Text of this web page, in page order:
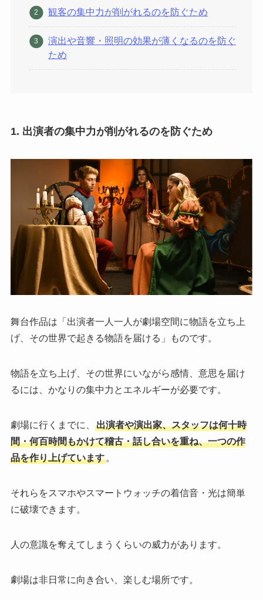
観客の集中力が削がれるのを防ぐため
演出や音響・照明の効果が薄くなるのを防ぐ
ため
1. 出演者の集中力が削がれるのを防ぐため
舞台作品は「出演者一人一人が劇場空間に物語を立ち上
げ、その世界で起きる物語を届ける」ものです。
物語を立ち上げ、その世界にいながら感情、意思を届け
るには、かなりの集中力とエネルギーが必要です。
劇場に行くまでに、
出演者や演出家、スタッフは何十時
間・何百時間もかけて稽古・話し合いを重ね、一つの作
品を作り上げています。
それらをスマホやスマートウォッチの着信音・光は簡単
に破壊できます。
人の意識を奪えてしまうくらいの威力があります。
劇場は非日常に向き合い、楽しむ場所です。